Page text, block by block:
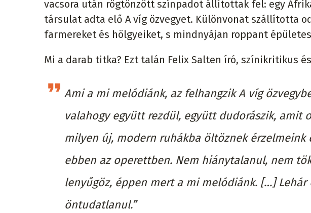
vacsora után rögtönzött színpadot állítottak fel: egy
társulat adta elő A víg özvegyet. Különvonat szállította
farmereket és hölgyeiket, s mindnyájan roppant
Mi a darab titka? Ezt talán Felix Salten író, színikritikus
Ami a mi melódiánk, az felhangzik A víg
valahogy együtt rezdül, együtt dudorászik, amit
milyen új, modern ruhákba öltöznek érzelmeink
ebben az operettben. Nem hiánytalanul, nem
lenyűgöz, éppen mert a mi melódiánk. […]
öntudatlanul.”